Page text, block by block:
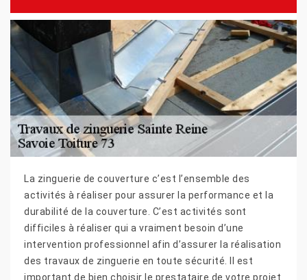
La zinguerie de couverture c’est l’ensemble des
activités à réaliser pour assurer la performance et la
durabilité de la couverture. C’est activités sont
difficiles à réaliser qui a vraiment besoin d’une
intervention professionnel afin d’assurer la réalisation
des travaux de zinguerie en toute sécurité. Il est
important de bien choisir le prestataire de votre projet